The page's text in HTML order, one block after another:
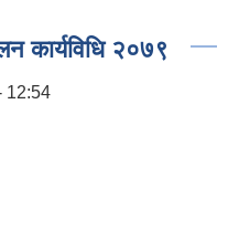
कार्यविधि २०७९
12:54